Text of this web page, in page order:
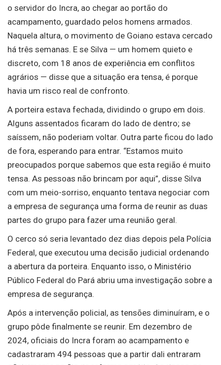
o servidor do Incra, ao chegar ao portão do
acampamento, guardado pelos homens armados.
Naquela altura, o movimento de Goiano estava cercado
há três semanas. E se Silva — um homem quieto e
discreto, com 18 anos de experiência em conflitos
agrários — disse que a situação era tensa, é porque
havia um risco real de confronto.
A porteira estava fechada, dividindo o grupo em dois.
Alguns assentados ficaram do lado de dentro; se
saíssem, não poderiam voltar. Outra parte ficou do lado
de fora, esperando para entrar. “Estamos muito
preocupados porque sabemos que esta região é muito
tensa. As pessoas não brincam por aqui”, disse Silva
com um meio-sorriso, enquanto tentava negociar com
a empresa de segurança uma forma de reunir as duas
partes do grupo para fazer uma reunião geral.
O cerco só seria levantado dez dias depois pela Polícia
Federal, que executou uma decisão judicial ordenando
a abertura da porteira. Enquanto isso, o Ministério
Público Federal do Pará abriu uma investigação sobre a
empresa de segurança.
Após a intervenção policial, as tensões diminuíram, e o
grupo pôde finalmente se reunir. Em dezembro de
2024, oficiais do Incra foram ao acampamento e
cadastraram 494 pessoas que a partir dali entraram